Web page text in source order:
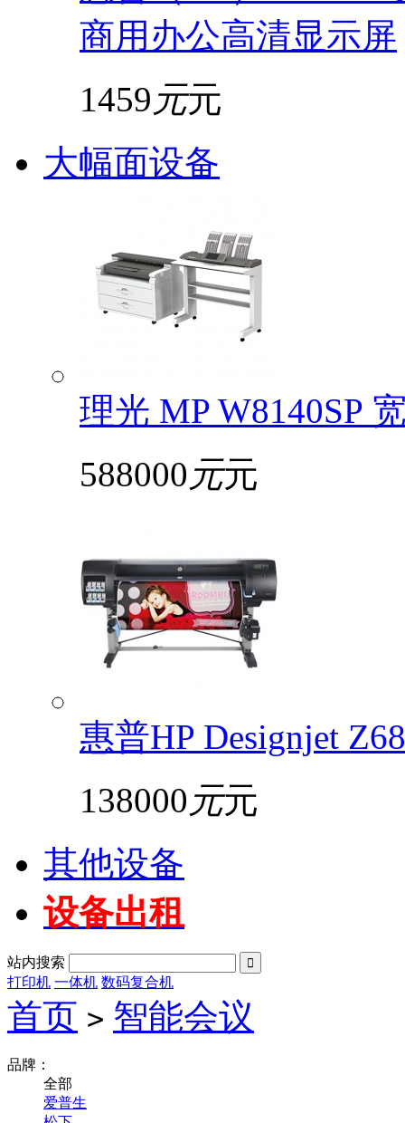
商用办公高清显示屏
1459 元元
大幅面设备
理光 MP W8140SP
588000 元元
惠普HP Designjet
138000 元元
其他设备
设备出租
站内搜索 
打印机 一体机 数码复合机
首页 > 智能会议
品牌：
全部
爱普生